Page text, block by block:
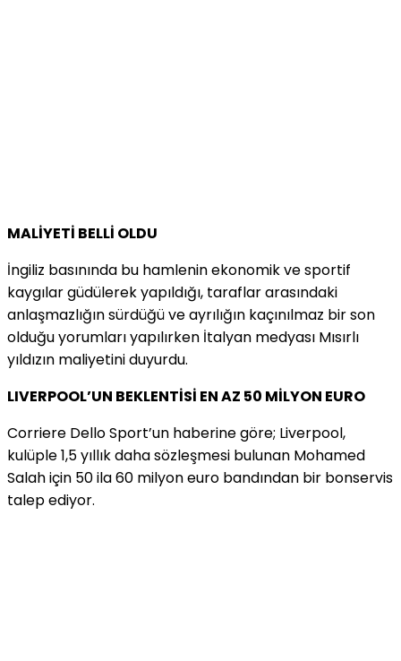
MALİYETİ BELLİ OLDU
İngiliz basınında bu hamlenin ekonomik ve sportif
kaygılar güdülerek yapıldığı, taraflar arasındaki
anlaşmazlığın sürdüğü ve ayrılığın kaçınılmaz bir son
olduğu yorumları yapılırken İtalyan medyası Mısırlı
yıldızın maliyetini duyurdu.
LIVERPOOL’UN BEKLENTİSİ EN AZ 50 MİLYON EURO
Corriere Dello Sport’un haberine göre; Liverpool,
kulüple 1,5 yıllık daha sözleşmesi bulunan Mohamed
Salah için 50 ila 60 milyon euro bandından bir bonservis
talep ediyor.